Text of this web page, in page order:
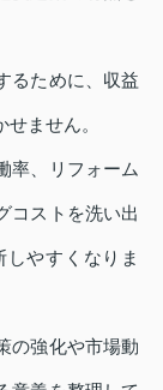
るために、収益
ません。
率、リフォーム
コストを洗い出
やすくなりま
の強化や市場動